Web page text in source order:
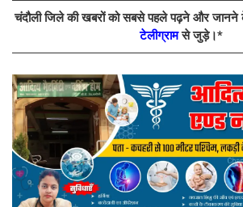
चंदौली जिले की खबरों को सबसे पहले पढ़ने और जानने
टेलीग्रामसे जुड़े।*